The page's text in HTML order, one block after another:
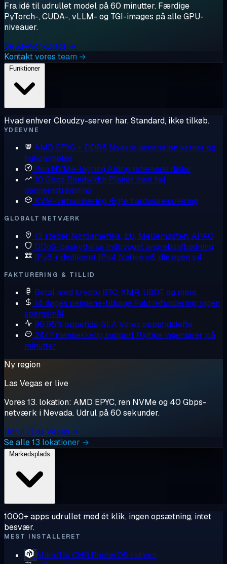
Fra idé til udrullet model på 60 minutter. Færdige
PyTorch-, CUDA-, vLLM- og TGI-images på alle GPU-
niveauer.
Se AI-workloads →
Kontakt vores team →
Funktioner
Hvad enhver Cloudzy-server har. Standard, ikke tilkøb.
YDEEVNE
AMD EPYC + DDR5 Nyeste generation kerner og
hukommelse
Ren NVMe-lagring Aldrig roterende diske
10 Gbps Bandwidth Planer med høj
gennemstrømning
KVM-virtualisering Ægte hardwareisolering
GLOBALT NETVÆRK
13 steder Nordamerika, EU, Mellemøsten, APAC
DDoS-beskyttelse Indbygget angrebsafbødning
IPv6 + dedikeret IPv4 Native v6, din egen v4
FAKTURERING & TILLID
Betal med krypto BTC, XMR, USDT og mere
14 dages pengene-tilbage Fuld refundering, ingen
spørgsmål
99,95% oppetids-SLAVores oppetidsløfte
24/7 menneskelig support Rigtige ingeniører, på
minutter
Ny region
Las Vegas er live
Vores 13. lokation: AMD EPYC, ren NVMe og 40 Gbps-
netværk i Nevada. Udrul på 60 sekunder.
Udrul i Las Vegas →
Se alle 13 lokationer →
1000+ apps udrullet med ét klik, ingen opsætning, intet
besvær.
MEST INSTALLERET
MikroTik CHR RouterOS i skyen